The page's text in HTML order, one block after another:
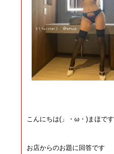
こんにちは(」・ω・)まほです
お店からのお題に回答です